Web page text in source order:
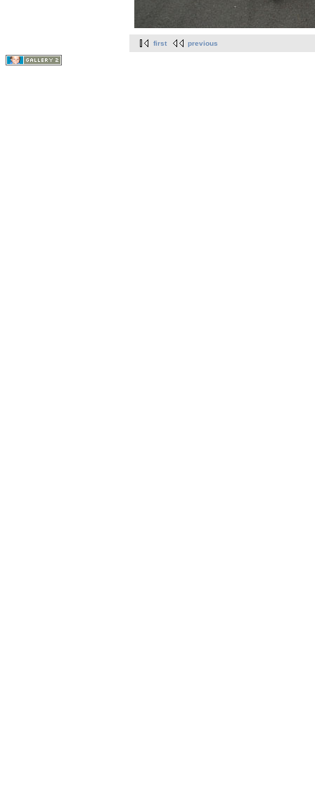
first previous